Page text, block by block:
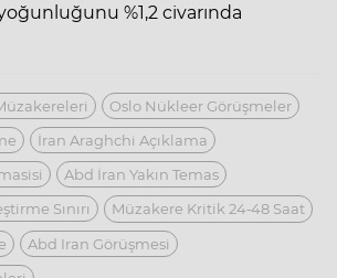
%1,2 civarında
Oslo Nükleer Görüşmeler
İran Araghchi Açıklama
Abd İran Yakın Temas
Sınırı
Müzakere Kritik 24‑48 Saat
Abd Iran Görüşmesi